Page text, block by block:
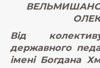
Від
державного
імені Богдана